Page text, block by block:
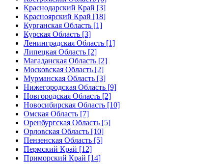
Краснодарский Край [3]
Красноярский Край [18]
Курганская Область [1]
Курская Область [3]
Ленинградская Область [1]
Липецкая Область [2]
Магаданская Область [2]
Московская Область [2]
Мурманская Область [3]
Нижегородская Область [9]
Новгородская Область [2]
Новосибирская Область [10]
Омская Область [7]
Оренбургская Область [5]
Орловская Область [10]
Пензенская Область [5]
Пермский Край [12]
Приморский Край [14]